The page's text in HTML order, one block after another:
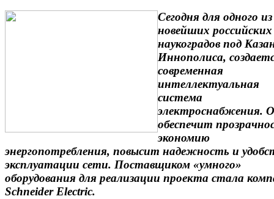
Сегодня для одного из
новейших российских
наукоградов под
Иннополиса,
современная
интеллектуальная
система
электроснабжения.
обеспечит
экономию
энергопотребления, повысит надежность и
эксплуатации сети. Поставщиком «умного»
оборудования для реализации проекта стала
Schneider Electric.